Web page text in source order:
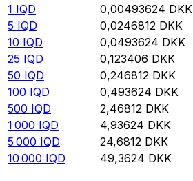
1 IQD 0,00493624 DKK
5 IQD 0,0246812 DKK
10 IQD 0,0493624 DKK
25 IQD 0,123406 DKK
50 IQD 0,246812 DKK
100 IQD 0,493624 DKK
500 IQD 2,46812 DKK
1 000 IQD 4,93624 DKK
5 000 IQD 24,6812 DKK
10 000 IQD 49,3624 DKK